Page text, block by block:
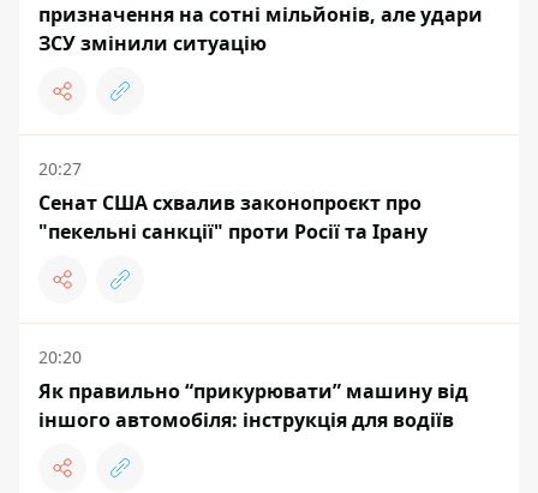
призначення на сотні мільйонів, але удари
ЗСУ змінили ситуацію
20:27
Сенат США схвалив законопроєкт про
"пекельні санкції" проти Росії та Ірану
20:20
Як правильно “прикурювати” машину від
іншого автомобіля: інструкція для водіїв